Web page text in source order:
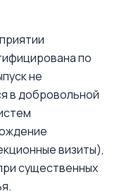
по
не
в добровольной
визиты),
существенных